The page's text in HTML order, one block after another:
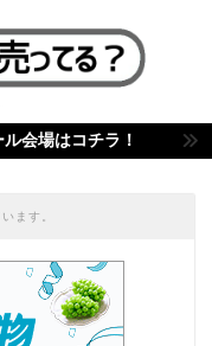
会場はコチラ！
ます。